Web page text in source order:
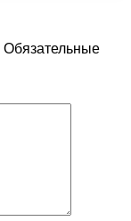
Обязательные